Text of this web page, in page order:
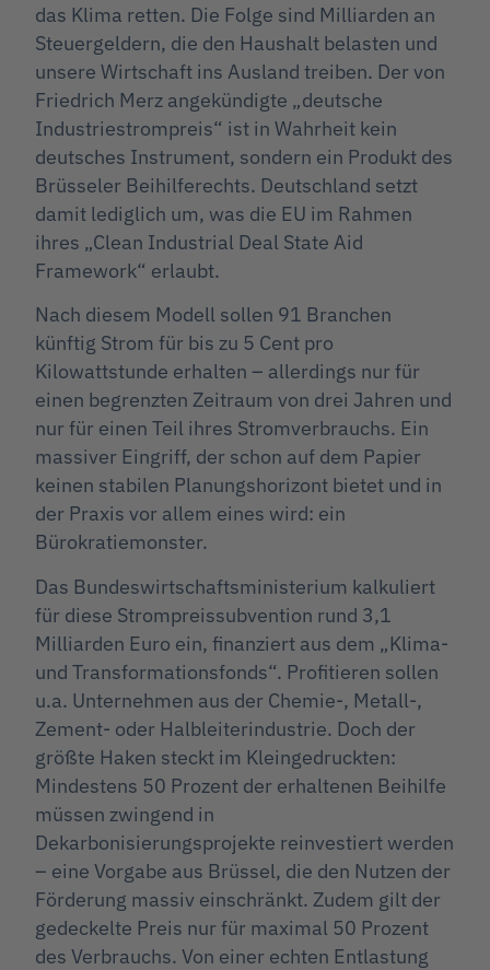
das Klima retten. Die Folge sind Milliarden an
Steuergeldern, die den Haushalt belasten und
unsere Wirtschaft ins Ausland treiben. Der von
Friedrich Merz angekündigte „deutsche
Industriestrompreis“ ist in Wahrheit kein
deutsches Instrument, sondern ein Produkt des
Brüsseler Beihilferechts. Deutschland setzt
damit lediglich um, was die EU im Rahmen
ihres „Clean Industrial Deal State Aid
Framework“ erlaubt.
Nach diesem Modell sollen 91 Branchen
künftig Strom für bis zu 5 Cent pro
Kilowattstunde erhalten – allerdings nur für
einen begrenzten Zeitraum von drei Jahren und
nur für einen Teil ihres Stromverbrauchs. Ein
massiver Eingriff, der schon auf dem Papier
keinen stabilen Planungshorizont bietet und in
der Praxis vor allem eines wird: ein
Bürokratiemonster.
Das Bundeswirtschaftsministerium kalkuliert
für diese Strompreissubvention rund 3,1
Milliarden Euro ein, finanziert aus dem „Klima-
und Transformationsfonds“. Profitieren sollen
u.a. Unternehmen aus der Chemie-, Metall-,
Zement- oder Halbleiterindustrie. Doch der
größte Haken steckt im Kleingedruckten:
Mindestens 50 Prozent der erhaltenen Beihilfe
müssen zwingend in
Dekarbonisierungsprojekte reinvestiert werden
– eine Vorgabe aus Brüssel, die den Nutzen der
Förderung massiv einschränkt. Zudem gilt der
gedeckelte Preis nur für maximal 50 Prozent
des Verbrauchs. Von einer echten Entlastung